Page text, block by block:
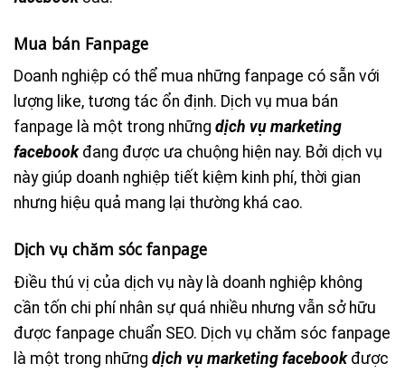
Mua bán Fanpage
Doanh nghiệp có thể mua những fanpage có sẵn với
lượng like, tương tác ổn định. Dịch vụ mua bán
fanpage là một trong những dịch vụ marketing
facebookđang được ưa chuộng hiện nay. Bởi dịch vụ
này giúp doanh nghiệp tiết kiệm kinh phí, thời gian
nhưng hiệu quả mang lại thường khá cao.
Dịch vụ chăm sóc fanpage
Điều thú vị của dịch vụ này là doanh nghiệp không
cần tốn chi phí nhân sự quá nhiều nhưng vẫn sở hữu
được fanpage chuẩn SEO. Dịch vụ chăm sóc fanpage
là một trong những dịch vụ marketing facebookđược